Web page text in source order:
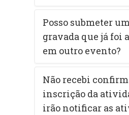
Posso submeter
gravada que já foi
em outro evento?
Não recebi
inscrição da
irão notificar as